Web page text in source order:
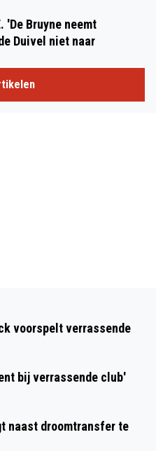
'De Bruyne neemt
Duivel niet naar
voorspelt verrassende
bij verrassende club'
naast droomtransfer te